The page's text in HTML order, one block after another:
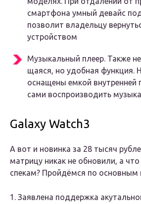
смарт­фо­на умный девайс
поз­во­лит вла­дель­цу
устрой­ством
Музы­каль­ный пле­ер. Так­же
ща­я­ся, но удоб­ная функ­ция.
осна­ще­ны емкой внут­рен­ней
сами вос­про­из­во­дить
Galaxy Watch3
А вот и новинка за 28 тысяч
матрицу никак не обновили, а
спекам? Пройдёмся по основным
1. Заявлена поддержка